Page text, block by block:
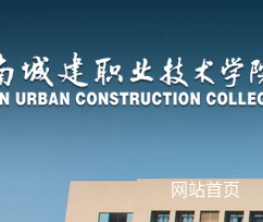
网站首页